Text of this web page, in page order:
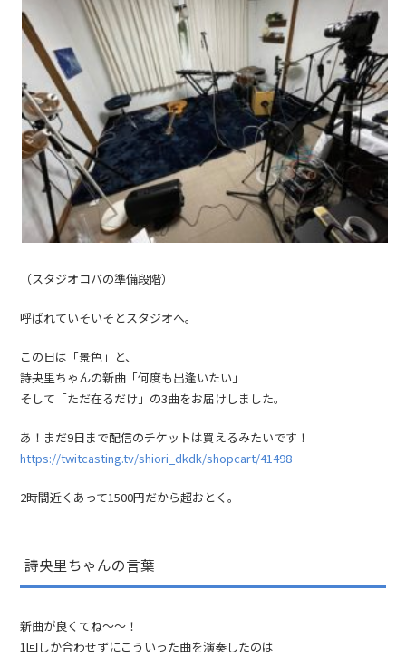
（スタジオコバの準備段階）
呼ばれていそいそとスタジオへ。
この日は「景色」と、
詩央里ちゃんの新曲「何度も出逢いたい」
そして「ただ在るだけ」の3曲をお届けしました。
あ！まだ9日まで配信のチケットは買えるみたいです！
https://twitcasting.tv/shiori_dkdk/shopcart/41498
2時間近くあって1500円だから超おとく。
詩央里ちゃんの言葉
新曲が良くてね〜〜！
1回しか合わせずにこういった曲を演奏したのは